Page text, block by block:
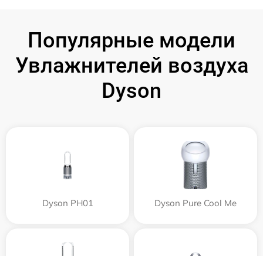
Популярные модели
Увлажнителей воздуха
Dyson
Dyson PH01 Dyson Pure Cool Me